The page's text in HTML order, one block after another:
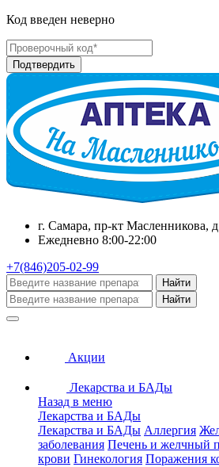
Код введен неверно
г. Самара, пр-кт Масленникова,
Ежедневно 8:00-22:00
+7(846)205-02-99
Найти
Найти
Акции
Лекарства и БАДы
Назад в меню
Лекарства и БАДы
Лекарства и БАДы Аллергия
заболевания Печень и желчный
крови Гинекология Поражения